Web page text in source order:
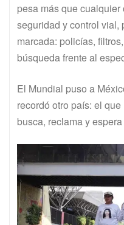
pesa más que
seguridad y control vial,
marcada: policías,
búsqueda frente al
El Mundial puso a
recordó otro país: el
busca, reclama y